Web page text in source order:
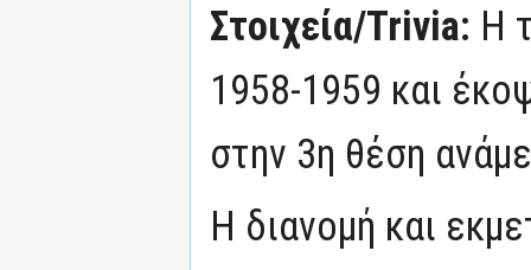
Στοιχεία/Trivia: Η
1958-1959 και
στην 3η θέση
Η διανομή και